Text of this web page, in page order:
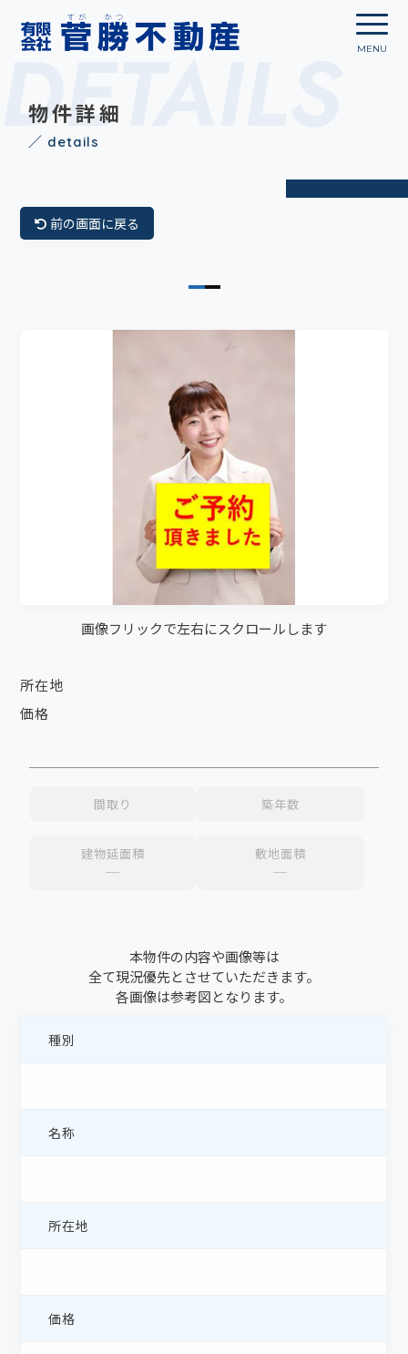
物件詳細
／ details
DETAILS
前の画面に戻る
所在地
価格
間取り 築年数
建物延面積
─
敷地面積
─
画像フリックで左右にスクロールします
本物件の内容や画像等は
全て現況優先とさせていただきます。
各画像は参考図となります。
種別
名称
所在地
価格